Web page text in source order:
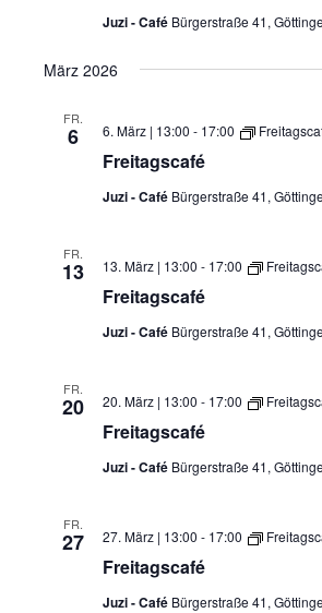
Juzi - Café Bürgerstraße 41,
März 2026
FR.
6
Freitagscafé
6. März | 13:00 - 17:00
Juzi - Café Bürgerstraße 41,
FR.
13
Freitagscafé
13. März | 13:00 - 17:00
Juzi - Café Bürgerstraße 41,
FR.
20
Freitagscafé
20. März | 13:00 - 17:00
Juzi - Café Bürgerstraße 41,
FR.
27
Freitagscafé
27. März | 13:00 - 17:00
Juzi - Café Bürgerstraße 41,